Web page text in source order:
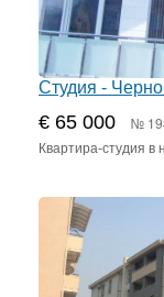
Студия -
€ 65 000 №
Квартира-студия в